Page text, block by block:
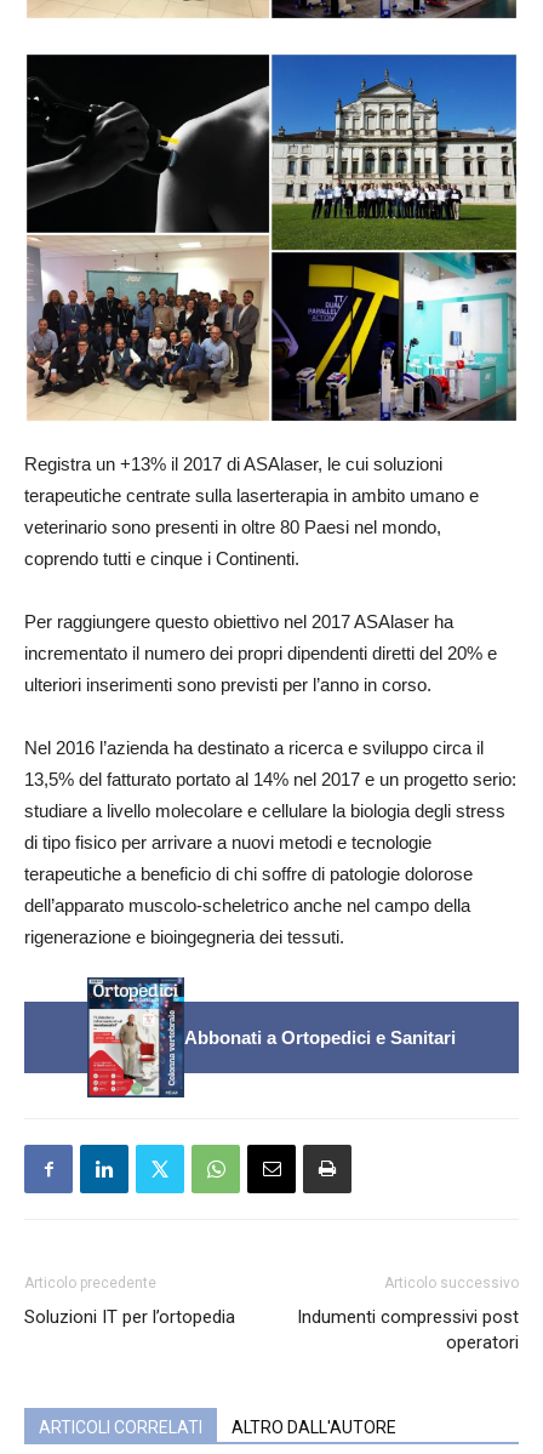
Registra un +13% il 2017 di ASAlaser, le cui soluzioni
terapeutiche centrate sulla laserterapia in ambito umano e
veterinario sono presenti in oltre 80 Paesi nel mondo,
coprendo tutti e cinque i Continenti.
Per raggiungere questo obiettivo nel 2017 ASAlaser ha
incrementato il numero dei propri dipendenti diretti del 20% e
ulteriori inserimenti sono previsti per l’anno in corso.
Nel 2016 l’azienda ha destinato a ricerca e sviluppo circa il
13,5% del fatturato portato al 14% nel 2017 e un progetto serio:
studiare a livello molecolare e cellulare la biologia degli stress
di tipo fisico per arrivare a nuovi metodi e tecnologie
terapeutiche a beneficio di chi soffre di patologie dolorose
dell’apparato muscolo-scheletrico anche nel campo della
rigenerazione e bioingegneria dei tessuti.
Abbonati a Ortopedici e Sanitari
Articolo precedente
Soluzioni IT per l’ortopedia
Articolo successivo
Indumenti compressivi post
operatori
ARTICOLI CORRELATI ALTRO DALL'AUTORE